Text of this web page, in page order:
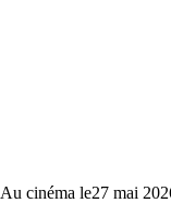
Au cinéma le27 mai